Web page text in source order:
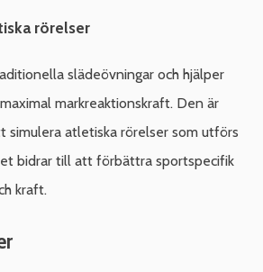
rörelser
slädeövningar och hjälper
markreaktionskraft. Den är
atletiska rörelser som utförs
bidrar till att förbättra sportspecifik
kraft.